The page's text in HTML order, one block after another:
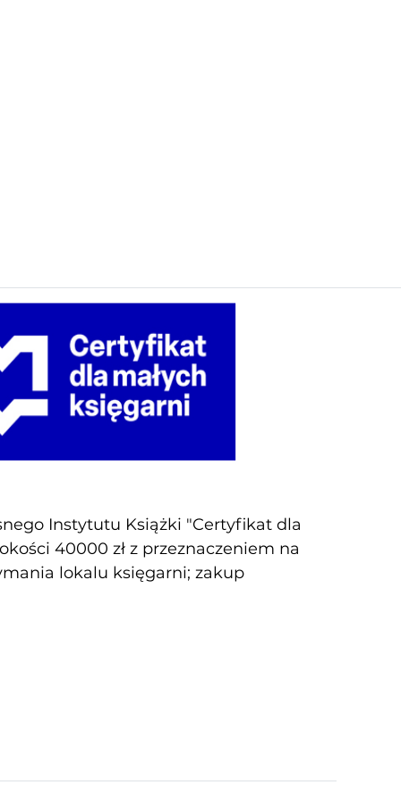
Instytutu Książki "Certyfikat dla
40000 zł z przeznaczeniem na
lokalu księgarni; zakup